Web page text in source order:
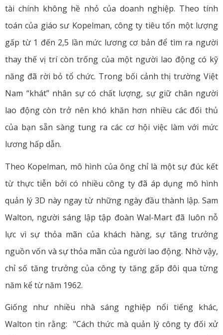
tài chính không hề nhỏ của doanh nghiệp. Theo tính
toán của giáo sư Kopelman, công ty tiêu tốn một lượng
gấp từ 1 đến 2,5 lần mức lương cơ bản để tìm ra người
thay thế vị trí còn trống của một người lao động có kỹ
năng đã rời bỏ tổ chức. Trong bối cảnh thị trường Việt
Nam “khát” nhân sự có chất lượng, sự giữ chân người
lao động còn trở nên khó khăn hơn nhiều các đối thủ
của bạn sẵn sàng tung ra các cơ hội việc làm với mức
lương hấp dẫn.
Theo Kopelman, mô hình của ông chỉ là một sự đúc kết
từ thực tiễn bởi có nhiều công ty đã áp dụng mô hình
quản lý 3D này ngay từ những ngày đầu thành lập. Sam
Walton, người sáng lập tập đoàn Wal-Mart đã luôn nỗ
lực vì sự thỏa mãn của khách hàng, sự tăng trưởng
nguồn vốn và sự thỏa mãn của người lao động. Nhờ vậy,
chỉ số tăng trưởng của công ty tăng gấp đôi qua từng
năm kể từ năm 1962.
Giống như nhiều nhà sáng nghiệp nổi tiếng khác,
Walton tin rằng: "Cách thức mà quản lý công ty đối xử